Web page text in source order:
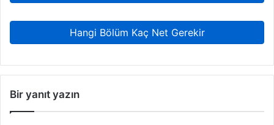
Hangi Bölüm Kaç Net Gerekir
Bir yanıt yazın